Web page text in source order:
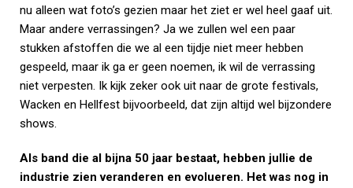
nu alleen wat foto’s gezien maar het ziet er wel heel gaaf uit.
Maar andere verrassingen? Ja we zullen wel een paar
stukken afstoffen die we al een tijdje niet meer hebben
gespeeld, maar ik ga er geen noemen, ik wil de verrassing
niet verpesten. Ik kijk zeker ook uit naar de grote festivals,
Wacken en Hellfest bijvoorbeeld, dat zijn altijd wel bijzondere
shows.
Als band die al bijna 50 jaar bestaat, hebben jullie de
industrie zien veranderen en evolueren. Het was nog in